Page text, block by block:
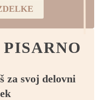
za svoj delovni